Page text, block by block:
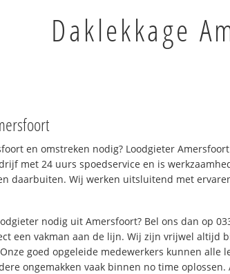
Daklekkage
en omstreken nodig? Loodgieter
met 24 uurs spoedservice en is
daarbuiten. Wij werken uitsluitend met
nodig uit Amersfoort? Bel ons dan op
een vakman aan de lijn. Wij zijn vrijwel altijd
goed opgeleide medewerkers kunnen alle
ongemakken vaak binnen no time oplossen.